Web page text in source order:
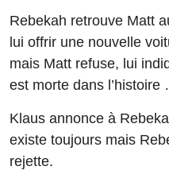
Rebekah retrouve Matt
lui offrir une nouvelle
mais Matt refuse, lui
est morte dans l’histoire
Klaus annonce à
existe toujours mais
rejette.